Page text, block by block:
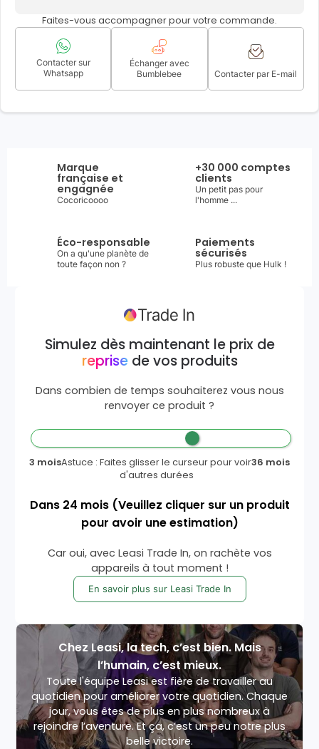
Faites-vous accompagner pour votre commande.
Contacter sur
Whatsapp
Échanger avec
Bumblebee
Contacter par E-mail
Marque
française et
engagnée
Cocoricoooo
+30 000 comptes
clients
Un petit pas pour
l'homme ...
Éco-responsable
On a qu'une planète de
toute façon non ?
Paiements
sécurisés
Plus robuste que Hulk !
Simulez dès maintenant le prix de
reprisede vos produits
Dans combien de temps souhaiterez vous nous
renvoyer ce produit ?
3 moisAstuce : Faites glisser le curseur pour voir
d'autres durées
36 mois
Dans 24 mois (Veuillez cliquer sur un produit
pour avoir une estimation)
Car oui, avec Leasi Trade In, on rachète vos
appareils à tout moment !
En savoir plus sur Leasi Trade In
Chez Leasi, la tech, c’est bien. Mais
l’humain, c’est mieux.
Toute l'équipe Leasi est fière de travailler au
quotidien pour améliorer votre quotidien. Chaque
jour, vous êtes de plus en plus nombreux à
rejoindre l’aventure. Et ça, c’est un peu notre plus
belle victoire.